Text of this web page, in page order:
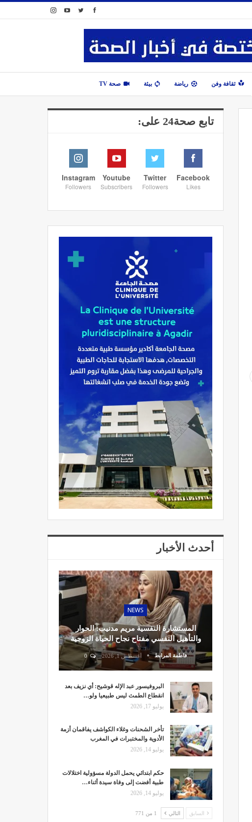
ثقافة وفن رياضة بيئة صحة TV
تابع صحة24 على:
Facebook
Likes
Twitter
Followers
Youtube
Subscribers
Instagram
Followers
أحدث الأخبار
NEWS
المستشارة النفسية مريم مدنيب: الحوار
والتأهيل النفسي مفتاح نجاح الحياة الزوجية
فاطمة المرابط أغسطس 1, 2026 0
البروفيسور عبد الإله قوشيح: أي نزيف بعد
انقطاع الطمث ليس طبيعيا ولو…
يوليو 17, 2026
تأخر الشحنات وغلاء الكواشف يفاقمان أزمة
الأدوية والمختبرات في المغرب
يوليو 14, 2026
حكم ابتدائي يحمل الدولة مسؤولية اختلالات
طبية أفضت إلى وفاة سيدة أثناء…
يوليو 14, 2026
السابق التالي 1 من 771